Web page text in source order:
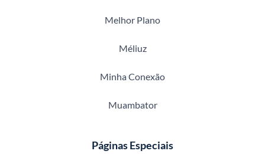
Melhor Plano
Méliuz
Minha Conexão
Muambator
Páginas Especiais